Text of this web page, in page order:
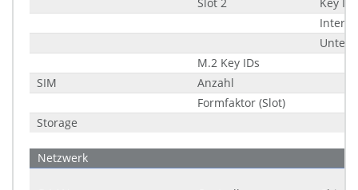
M.2 Key IDs
SIM
Anzahl
Formfaktor (Slot)
Storage
Netzwerk